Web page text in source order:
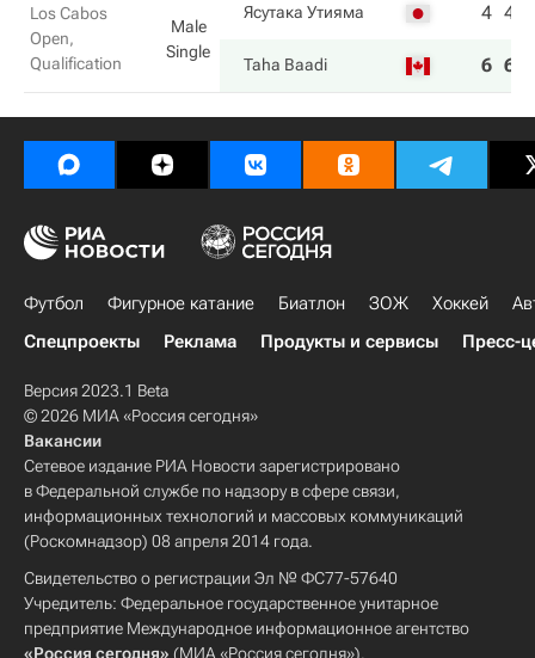
Los Cabos
Open,
Qualification
Male
Single
Ясутака Утияма 4 4
Taha Baadi 6 6
Футбол Фигурное катание Биатлон ЗОЖ Хоккей
Спецпроекты
Реклама Продукты и сервисы Пресс-
Версия 2023.1 Beta
© 2026 МИА «Россия сегодня»
Вакансии
Сетевое издание РИА Новости зарегистрировано
в Федеральной службе по надзору в сфере связи,
информационных технологий и массовых коммуникаций
(Роскомнадзор) 08 апреля 2014 года.
Свидетельство о регистрации Эл № ФС77-57640
Учредитель: Федеральное государственное унитарное
предприятие Международное информационное агентство
«Россия сегодня» (МИА «Россия сегодня»).